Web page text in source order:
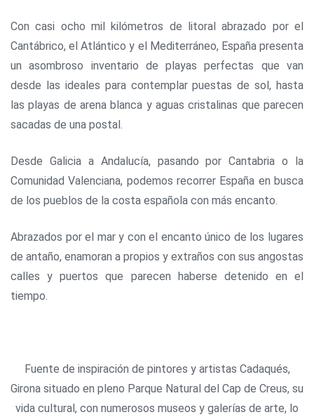
Con casi ocho mil kilómetros de litoral abrazado por el
Cantábrico, el Atlántico y el Mediterráneo, España presenta
un asombroso inventario de playas perfectas que van
desde las ideales para contemplar puestas de sol, hasta
las playas de arena blanca y aguas cristalinas que parecen
sacadas de una postal.
Desde Galicia a Andalucía, pasando por Cantabria o la
Comunidad Valenciana, podemos recorrer España en busca
de los pueblos de la costa española con más encanto.
Abrazados por el mar y con el encanto único de los lugares
de antaño, enamoran a propios y extraños con sus angostas
calles y puertos que parecen haberse detenido en el
tiempo.
Fuente de inspiración de pintores y artistas Cadaqués,
Girona situado en pleno Parque Natural del Cap de Creus, su
vida cultural, con numerosos museos y galerías de arte, lo